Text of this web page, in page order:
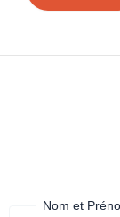
Nom et